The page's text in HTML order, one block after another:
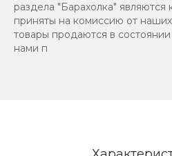
раздела "Барахолка" являются
приняты на комиссию от
товары продаются в состоянии
нами п